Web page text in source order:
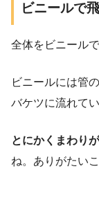
ビニールで
全体をビニール
ビニールには管
バケツに流れて
とにかくまわり
ね。ありがたいこ